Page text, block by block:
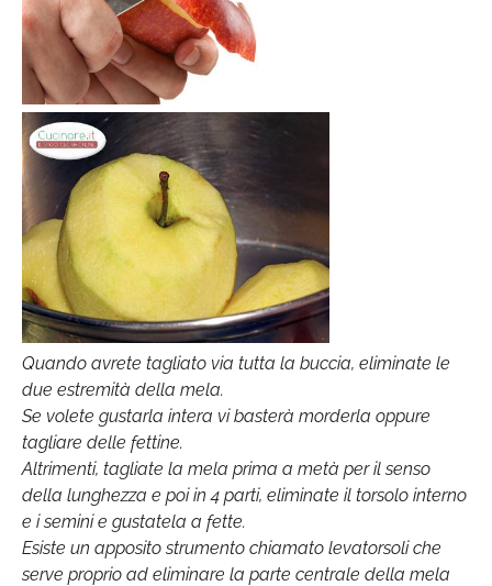
Quando avrete tagliato via tutta la buccia, eliminate le
due estremità della mela.
Se volete gustarla intera vi basterà morderla oppure
tagliare delle fettine.
Altrimenti, tagliate la mela prima a metà per il senso
della lunghezza e poi in 4 parti, eliminate il torsolo interno
e i semini e gustatela a fette.
Esiste un apposito strumento chiamato levatorsoli che
serve proprio ad eliminare la parte centrale della mela